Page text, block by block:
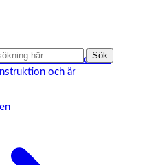
Sök
svensktillverkad silo.
och är